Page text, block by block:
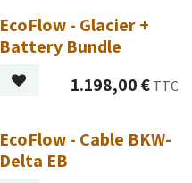
EcoFlow - Glacier +
Battery Bundle
1.198,00€ TTC
EcoFlow - Cable BKW-
Delta EB